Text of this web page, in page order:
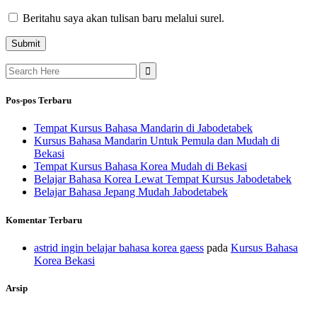
Beritahu saya akan tulisan baru melalui surel.
Search
for:
Pos-pos Terbaru
Tempat Kursus Bahasa Mandarin di Jabodetabek
Kursus Bahasa Mandarin Untuk Pemula dan Mudah di
Bekasi
Tempat Kursus Bahasa Korea Mudah di Bekasi
Belajar Bahasa Korea Lewat Tempat Kursus Jabodetabek
Belajar Bahasa Jepang Mudah Jabodetabek
Komentar Terbaru
astrid ingin belajar bahasa korea gaess pada Kursus Bahasa
Korea Bekasi
Arsip